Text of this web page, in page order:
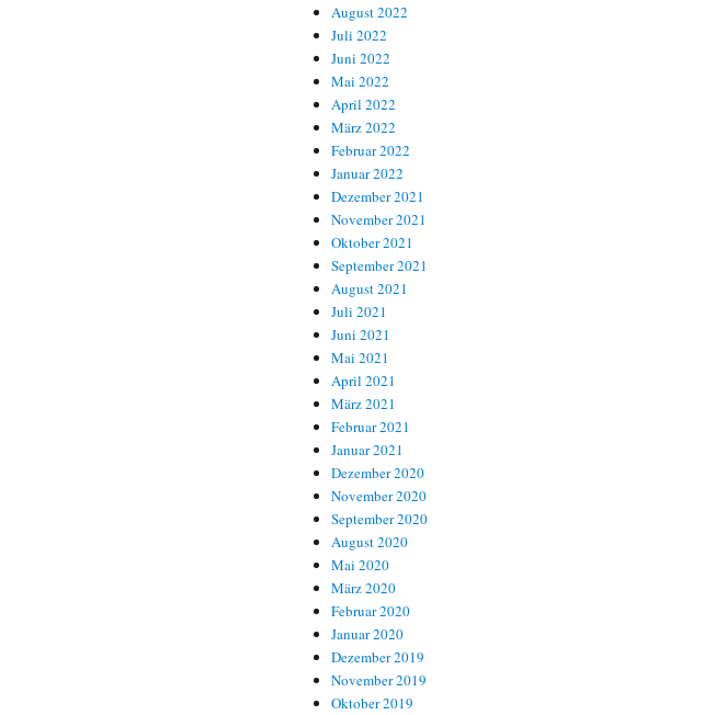
August 2022
Juli 2022
Juni 2022
Mai 2022
April 2022
März 2022
Februar 2022
Januar 2022
Dezember 2021
November 2021
Oktober 2021
September 2021
August 2021
Juli 2021
Juni 2021
Mai 2021
April 2021
März 2021
Februar 2021
Januar 2021
Dezember 2020
November 2020
September 2020
August 2020
Mai 2020
März 2020
Februar 2020
Januar 2020
Dezember 2019
November 2019
Oktober 2019